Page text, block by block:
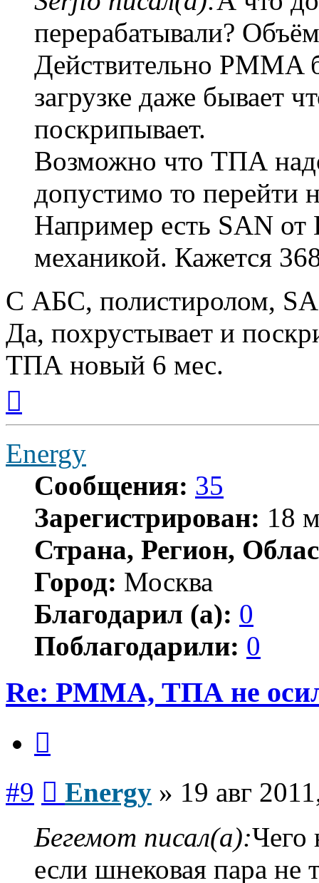
перерабатывали?
Действительно PMMA
загрузке даже бывает
поскрипывает.
Возможно что ТПА
допустимо то перейти
Например есть SAN
механикой. Кажется
С АБС, полистиролом,
Да, похрустывает и
ТПА новый 6 мес.
началу
Energy
Сообщения: 35
Зарегистрирован: 18
Страна, Регион,
Город: Москва
Благодарил (а): 0
Поблагодарили: 0
Re: PMMA, ТПА не
#9 Energy » 19 авг
Бегемот писал(а):Чего
если шнековая пара не